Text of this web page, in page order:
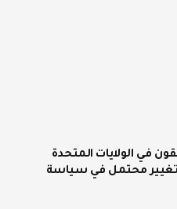
في الولايات المتحدة
محتمل في سياسة